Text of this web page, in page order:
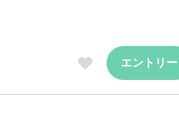
エントリー